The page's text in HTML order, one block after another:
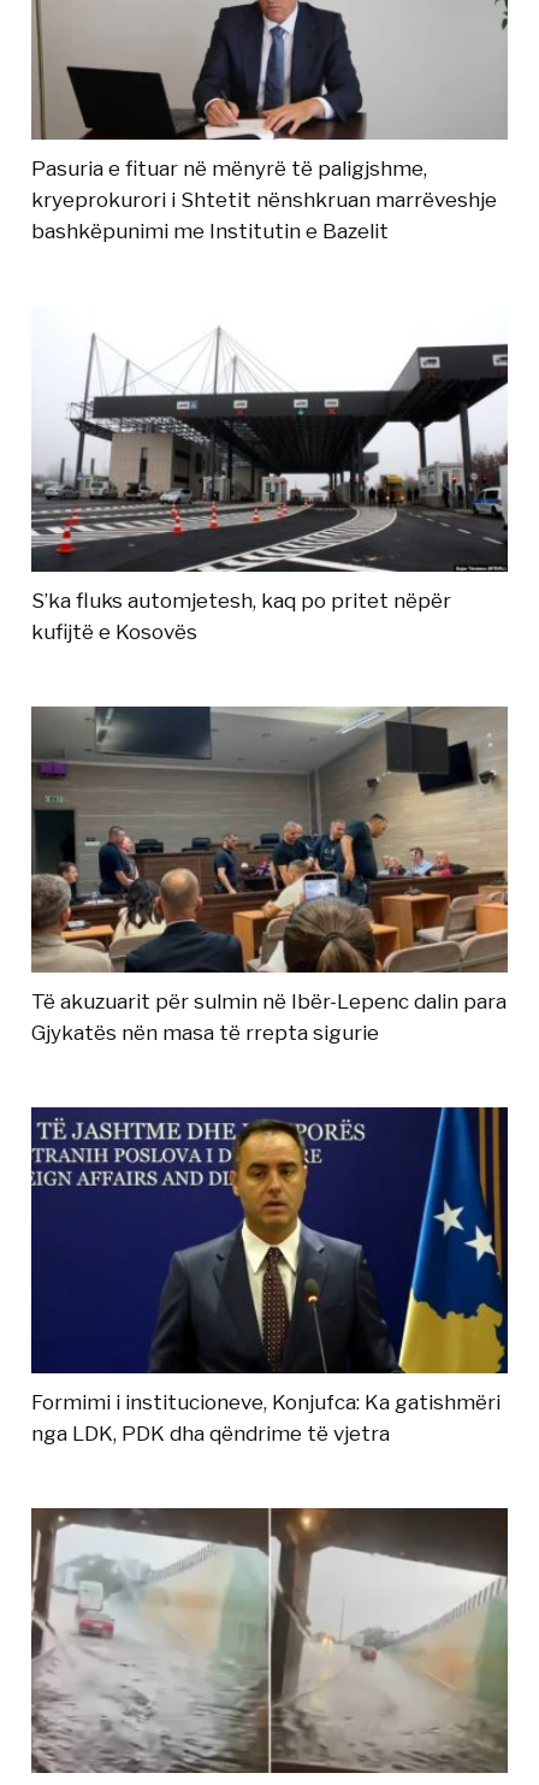
Pasuria e fituar në mënyrë të paligjshme,
kryeprokurori i Shtetit nënshkruan marrëveshje
bashkëpunimi me Institutin e Bazelit
S’ka fluks automjetesh, kaq po pritet nëpër
kufijtë e Kosovës
Të akuzuarit për sulmin në Ibër-Lepenc dalin para
Gjykatës nën masa të rrepta sigurie
Formimi i institucioneve, Konjufca: Ka gatishmëri
nga LDK, PDK dha qëndrime të vjetra